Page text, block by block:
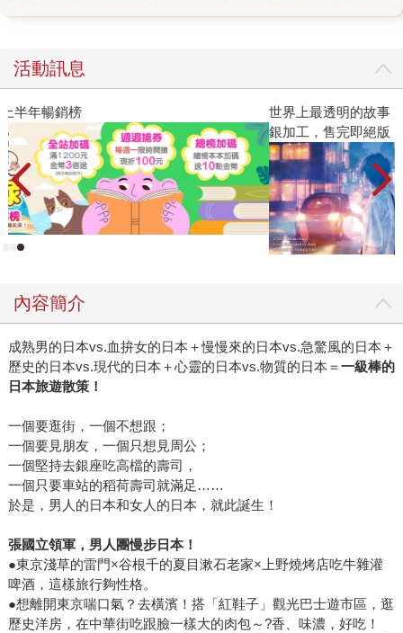
外，也可以避免讀者因對作者的名字產生某種先入為主的觀
念，反倒影響了與故事接觸的可能。 Q.取名「伍兩柒」的意
義？ A.「伍兩柒」意味超過半斤，也就是比「普通」要更好
一點；但以我們認為「六十分」才算及格的習慣而言，「伍
兩柒」似乎還差了一點。取「伍兩柒」這個筆名，就是覺得
超過半斤已經恰恰好，如果偶爾可以到達七兩或八兩，便能
生出滿足的興奮感覺。 Q.請問作者：為何會想寫冒險故事？
故事內容是如何設定的（背景、人物……）？寫這個故事有
耗時做資料蒐集或考證嗎？ A.這個故事最早的雛形出現在作
覺得鐵道支線的火車旅行沒什麼意思。 作者於是告訴他們，
平溪線的終點菁桐站其實還能往山裡延伸，會有駕著台車的
松鼠出現，將他們帶進異世界……兩個朋友聽得津津有味，
這個故事也因此慢慢成型。 故事裡提到的神明、地方傳說及
歷史軼聞等等，作者平時就有許多涉獵，而故事發生的背景
平溪線，作者則在創作這個故事時到訪多次，也拜了許多
廟。 Q.編輯在看到這個故事時的感想？覺得一定要出這本書
的感動點？ 「讀癮出版」的編輯一直認為：國內的大眾小說
市場，華文創作者的作品不夠多。大眾小說是最貼近廣大讀
者的文類，在地的作者應該最有能力、也最應該嘗試這類創
能替讀者講出在這塊土地上發生的故事。 《搶神大作戰》完
全符合這樣的希望。作者的想像力在時空裡自在奔竄，根卻
牢牢扎在台灣東北角，對文字展現了漂亮的掌控能力，讀起
來卻沒有任何裝模作樣的滯礙。這是華文大眾小說該有的樣
活動訊息
世界上最透明的故事【夏季限量版】：全新封面×透明書衣×燙
銀加工，售完即絕版
內容簡介
成熟男的日本vs.血拚女的日本＋慢慢來的日本vs.急驚風的日本＋
歷史的日本vs.現代的日本＋心靈的日本vs.物質的日本＝一級棒的
日本旅遊散策！
一個要逛街，一個不想跟；
一個要見朋友，一個只想見周公；
一個堅持去銀座吃高檔的壽司，
一個只要車站的稻荷壽司就滿足……
於是，男人的日本和女人的日本，就此誕生！
張國立領軍，男人團慢步日本！
●東京淺草的雷門×谷根千的夏目漱石老家×上野燒烤店吃牛雜灌
啤酒，這樣旅行夠性格。
●想離開東京喘口氣？去橫濱！搭「紅鞋子」觀光巴士遊市區，逛
歷史洋房，在中華街吃跟臉一樣大的肉包～?香、味濃，好吃！